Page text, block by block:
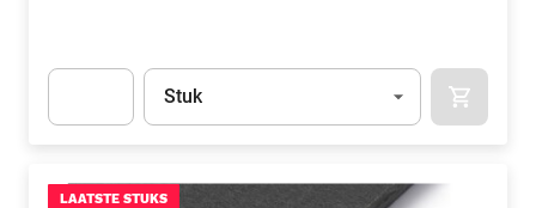
Eenheid
Stuk
LAATSTE STUKS